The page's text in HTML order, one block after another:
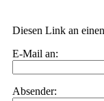
Diesen Link an
E-Mail an:
Absender: